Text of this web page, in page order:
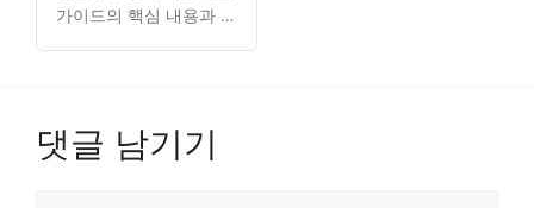
가이드의 핵심 내용과 자
분석했으니 대출의 모든
댓글 남기기